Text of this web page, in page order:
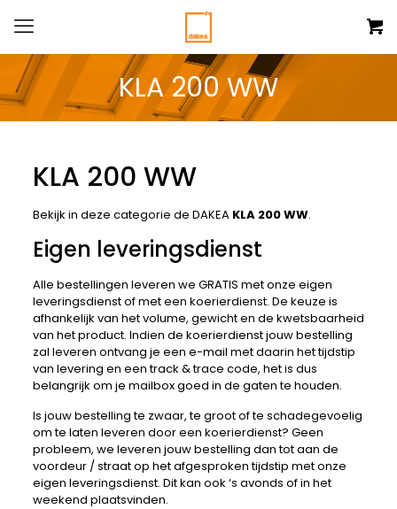
KLA 200 WW
KLA 200 WW
Bekijk in deze categorie de DAKEA KLA 200 WW.
Eigen leveringsdienst
Alle bestellingen leveren we GRATIS met onze eigen
leveringsdienst of met een koerierdienst. De keuze is
afhankelijk van het volume, gewicht en de kwetsbaarheid
van het product. Indien de koerierdienst jouw bestelling
zal leveren ontvang je een e-mail met daarin het tijdstip
van levering en een track & trace code, het is dus
belangrijk om je mailbox goed in de gaten te houden.
Is jouw bestelling te zwaar, te groot of te schadegevoelig
om te laten leveren door een koerierdienst? Geen
probleem, we leveren jouw bestelling dan tot aan de
voordeur / straat op het afgesproken tijdstip met onze
eigen leveringsdienst. Dit kan ook ‘s avonds of in het
weekend plaatsvinden.